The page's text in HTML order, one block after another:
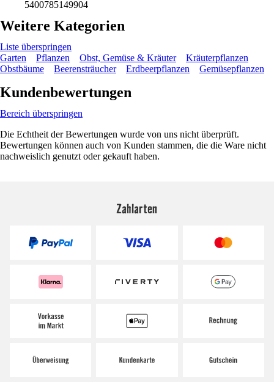
5400785149904
Weitere Kategorien
Liste überspringen
Garten
Pflanzen Obst, Gemüse & Kräuter
Kräuterpflanzen
Obstbäume
Beerensträucher Erdbeerpflanzen Gemüsepflanzen
Kundenbewertungen
Bereich überspringen
Die Echtheit der Bewertungen wurde von uns nicht überprüft.
Bewertungen können auch von Kunden stammen, die die Ware nicht
nachweislich genutzt oder gekauft haben.
Zahlarten